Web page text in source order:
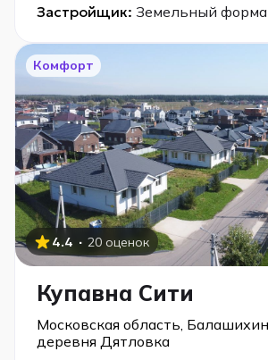
Застройщик: Земельный
Комфорт
4.4 · 20 оценок
Купавна Сити
Московская область,
деревня Дятловка